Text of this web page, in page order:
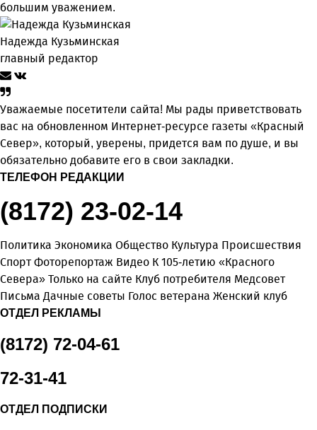
большим уважением.
Надежда Кузьминская
главный редактор
Уважаемые посетители сайта! Мы рады приветствовать
вас на обновленном Интернет-ресурсе газеты «Красный
Север», который, уверены, придется вам по душе, и вы
обязательно добавите его в свои закладки.
ТЕЛЕФОН РЕДАКЦИИ
(8172) 23-02-14
Политика Экономика Общество Культура Происшествия
Спорт Фоторепортаж Видео К 105-летию «Красного
Севера» Только на сайте Клуб потребителя Медсовет
Письма Дачные советы Голос ветерана Женский клуб
ОТДЕЛ РЕКЛАМЫ
(8172) 72-04-61
72-31-41
ОТДЕЛ ПОДПИСКИ